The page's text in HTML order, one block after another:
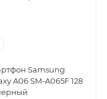
Samsung
A06 SM-A065F 128